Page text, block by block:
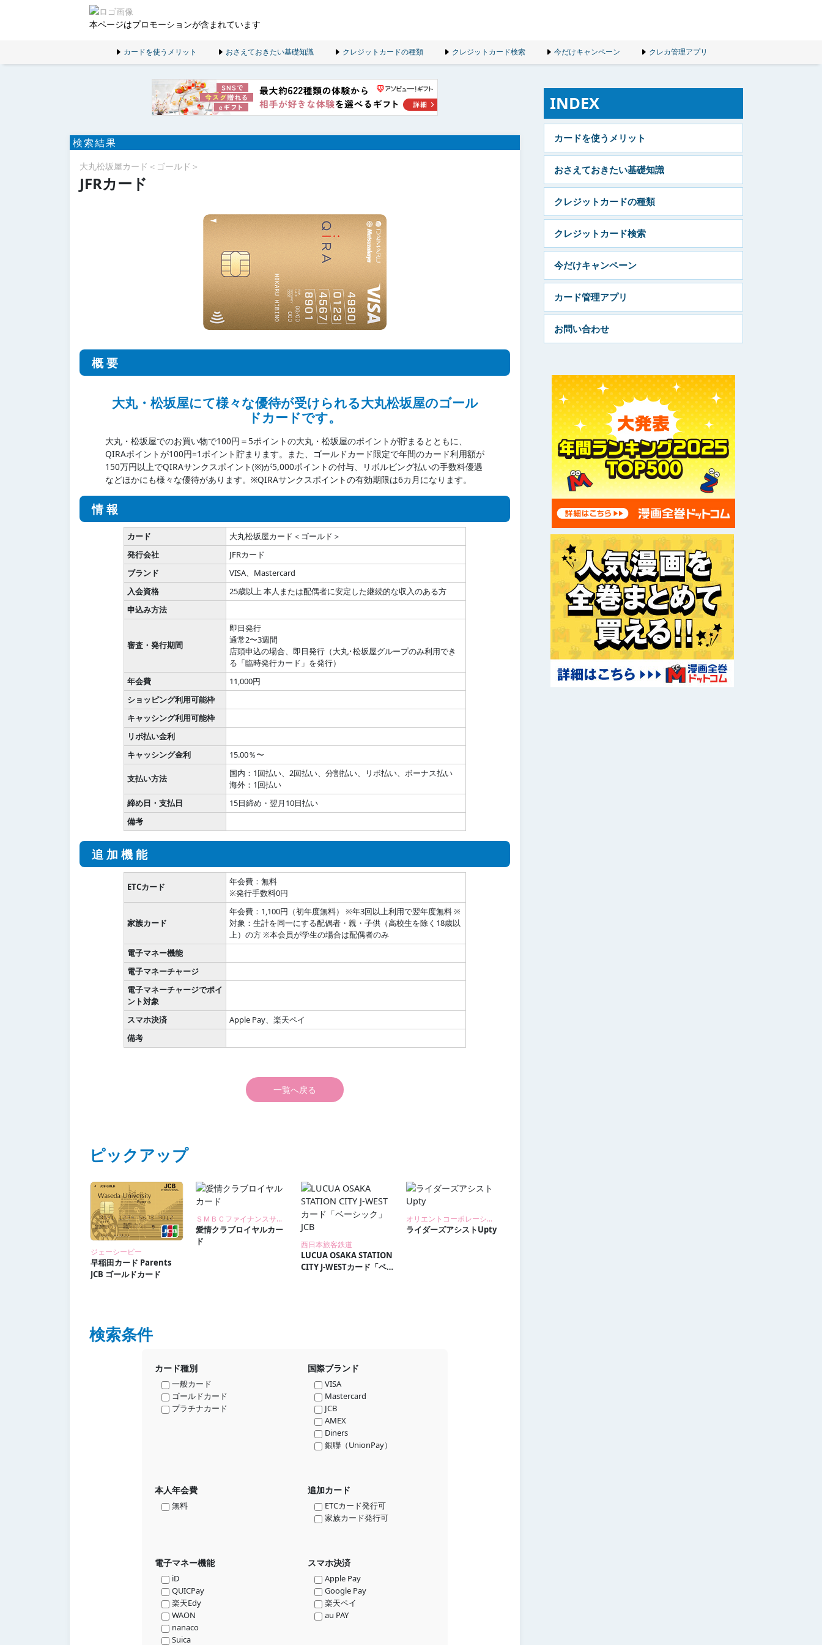
本ページはプロモーションが含まれています
カードを使うメリット おさえておきたい基礎知識 クレジットカードの種類 クレジットカード検索 今だけキャンペーン クレカ管理アプリ
検索結果
大丸松坂屋カード＜ゴールド＞
JFRカード
概要
大丸・松坂屋にて様々な優待が受けられる大丸松坂屋のゴール
ドカードです。
大丸・松坂屋でのお買い物で100円＝5ポイントの大丸・松坂屋のポイントが貯まるとともに、
QIRAポイントが100円=1ポイント貯まります。また、ゴールドカード限定で年間のカード利用額が
150万円以上でQIRAサンクスポイント(※)が5,000ポイントの付与、リボルビング払いの手数料優遇
などほかにも様々な優待があります。※QIRAサンクスポイントの有効期限は6カ月になります。
情報
カード
大丸松坂屋カード＜ゴールド＞
発行会社
JFRカード
ブランド
VISA、Mastercard
入会資格
25歳以上 本人または配偶者に安定した継続的な収入のある方
申込み方法
審査・発行期間
即日発行
通常2〜3週間
店頭申込の場合、即日発行（大丸･松坂屋グループのみ利用でき
る「臨時発行カード」を発行）
年会費
11,000円
ショッピング利用可能枠
キャッシング利用可能枠
リボ払い金利
キャッシング金利
15.00％〜
支払い方法
国内：1回払い、2回払い、分割払い、リボ払い、ボーナス払い
海外：1回払い
締め日・支払日
15日締め・翌月10日払い
備考
追加機能
ETCカード
年会費：無料
※発行手数料0円
家族カード
年会費：1,100円（初年度無料） ※年3回以上利用で翌年度無料 ※
対象：生計を同一にする配偶者・親・子供（高校生を除く18歳以
上）の方 ※本会員が学生の場合は配偶者のみ
電子マネー機能
電子マネーチャージ
電子マネーチャージでポイ
ント対象
スマホ決済
Apple Pay、楽天ペイ
備考
一覧へ戻る
ピックアップ
ジェーシービー
早稲田カード Parents
JCB ゴールドカード
ＳＭＢＣファイナンスサービス
愛情クラブロイヤルカー
ド
西日本旅客鉄道
LUCUA OSAKA STATION
CITY J-WESTカード「ベ
オリエントコーポレーション
ライダーズアシストUpty
検索条件
カード種別
一般カード
ゴールドカード
プラチナカード
国際ブランド
VISA
Mastercard
JCB
AMEX
Diners
銀聯（UnionPay）
本人年会費
無料
追加カード
ETCカード発行可
家族カード発行可
電子マネー機能
iD
QUICPay
楽天Edy
WAON
nanaco
Suica
スマホ決済
Apple Pay
Google Pay
楽天ペイ
au PAY
INDEX
カードを使うメリット
おさえておきたい基礎知識
クレジットカードの種類
クレジットカード検索
今だけキャンペーン
カード管理アプリ
お問い合わせ